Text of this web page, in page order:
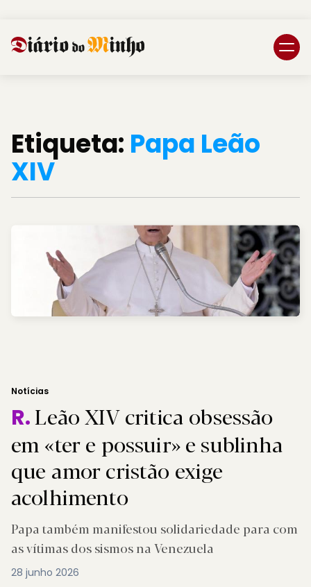
Etiqueta: Papa Leão
XIV
Notícias
R.Leão XIV critica obsessão
em «ter e possuir» e sublinha
que amor cristão exige
acolhimento
Papa também manifestou solidariedade para com
as vítimas dos sismos na Venezuela
28 junho 2026